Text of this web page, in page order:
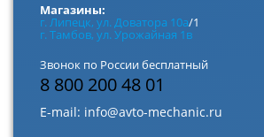
Магазины:
г. Липецк, ул. Доватора 10а/1
г. Тамбов, ул. Урожайная 1в
Звонок по России бесплатный
8 800 200 48 01
E-mail: info@avto-mechanic.ru